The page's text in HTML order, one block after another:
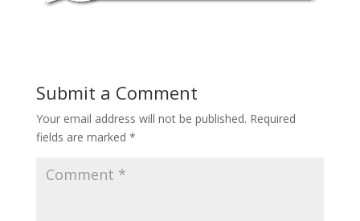
Submit a Comment
Your email address will not be published. Required
fields are marked *